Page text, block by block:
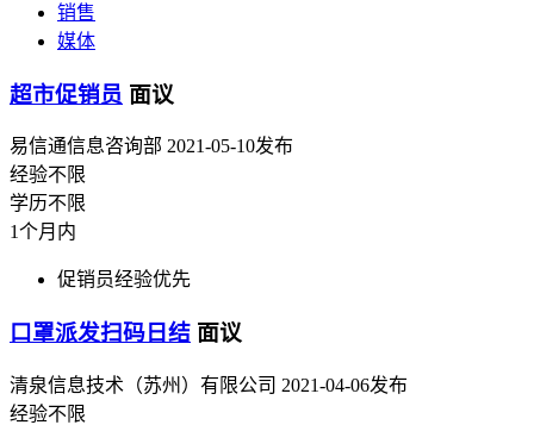
销售
媒体
超市促销员 面议
易信通信息咨询部 2021-05-10发布
经验不限
学历不限
1个月内
促销员经验优先
口罩派发扫码日结 面议
清泉信息技术（苏州）有限公司 2021-04-06发布
经验不限